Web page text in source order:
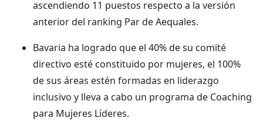
ascendiendo 11 puestos respecto a la versión
anterior del ranking Par de Aequales.
Bavaria ha logrado que el 40% de su comité
directivo esté constituido por mujeres, el 100%
de sus áreas estén formadas en liderazgo
inclusivo y lleva a cabo un programa de Coaching
para Mujeres Líderes.